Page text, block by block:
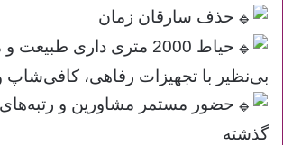
حذف سارقان زمان
حیاط 2000 متری داری
بی‌نظیر با تجهیزات رفاهی، کافی‌شاپ
حضور مستمر مشاورین و
گذشته